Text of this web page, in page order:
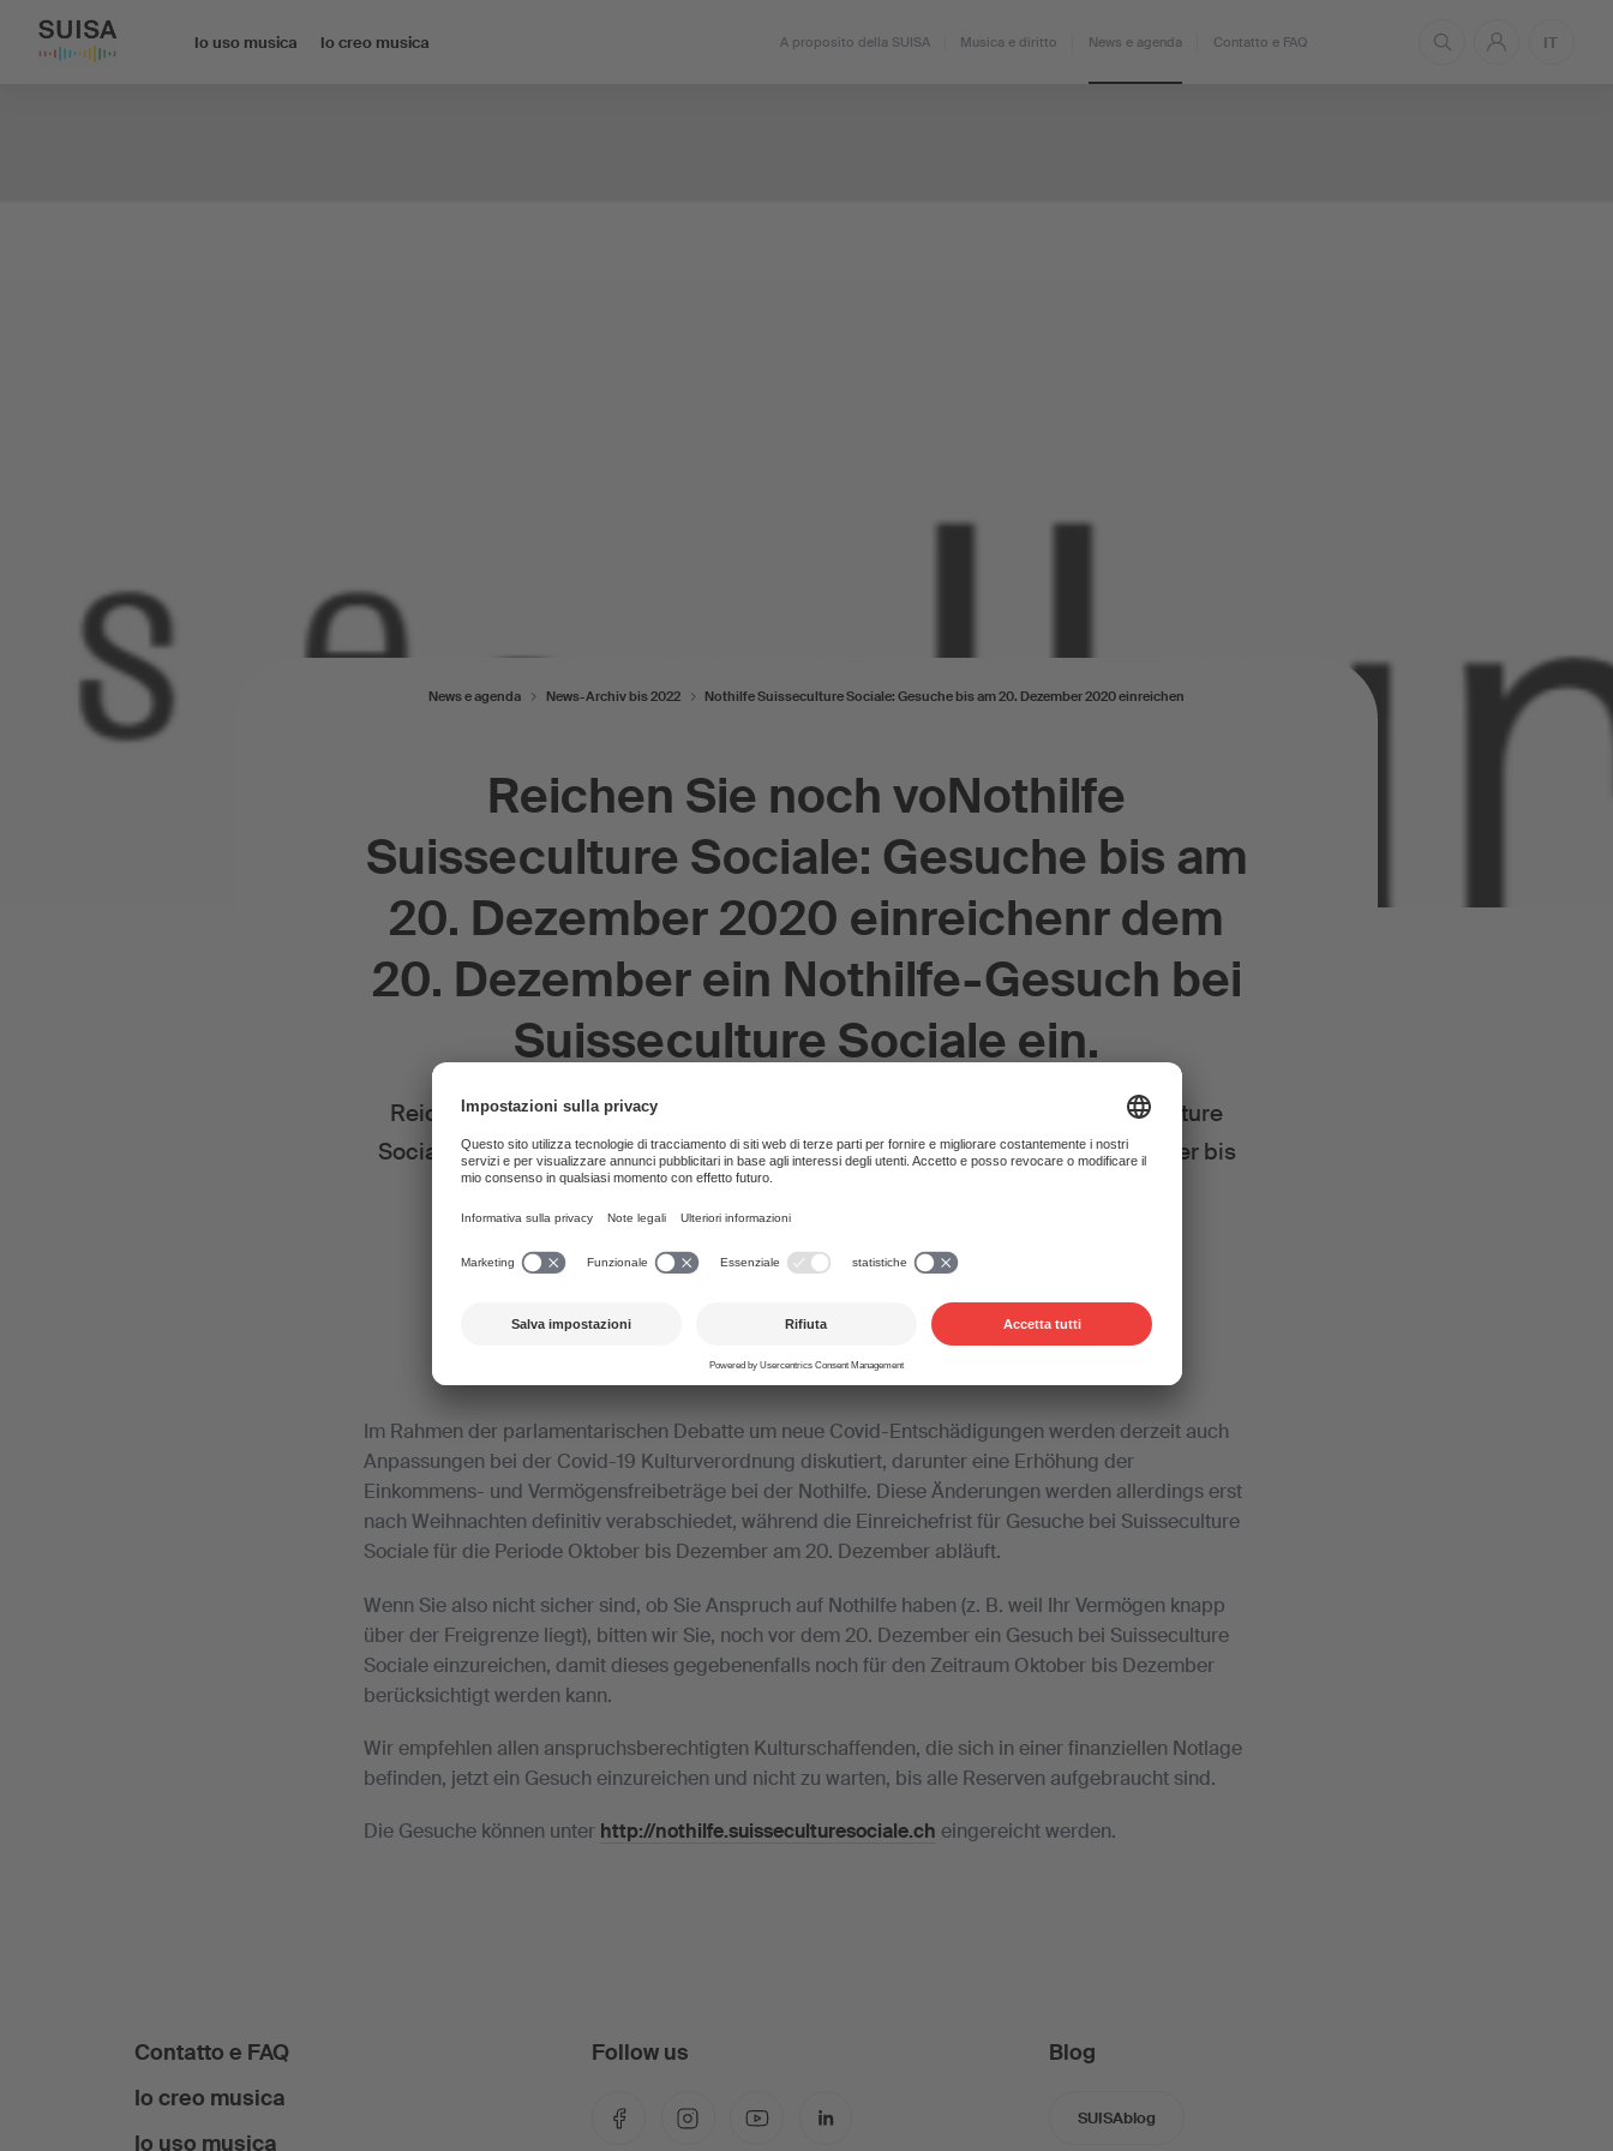
Io uso musica Io creo musica A proposito della SUISA Musica e diritto News e agenda Contatto e FAQ IT
Reichen Sie noch voNothilfe
Suisseculture Sociale: Gesuche bis am
20. Dezember 2020 einreichenr dem
20. Dezember ein Nothilfe-Gesuch bei
Suisseculture Sociale ein.
Reichen Sie noch vor dem 20. Dezember ein Nothilfe-Gesuch bei Suisseculture
Sociale ein. Damit kann dieses gegebenenfalls noch für den Zeitraum Oktober bis
Dezember berücksichtigt werden.
News e agenda News-Archiv bis 2022 Nothilfe Suisseculture Sociale: Gesuche bis am 20. Dezember 2020 einreichen
Da Giorgio Tebaldi —18. dicembre 2020
Im Rahmen der parlamentarischen Debatte um neue Covid-Entschädigungen werden derzeit auch
Anpassungen bei der Covid-19 Kulturverordnung diskutiert, darunter eine Erhöhung der
Einkommens- und Vermögensfreibeträge bei der Nothilfe. Diese Änderungen werden allerdings erst
nach Weihnachten definitiv verabschiedet, während die Einreichefrist für Gesuche bei Suisseculture
Sociale für die Periode Oktober bis Dezember am 20. Dezember abläuft.
Wenn Sie also nicht sicher sind, ob Sie Anspruch auf Nothilfe haben (z. B. weil Ihr Vermögen knapp
über der Freigrenze liegt), bitten wir Sie, noch vor dem 20. Dezember ein Gesuch bei Suisseculture
Sociale einzureichen, damit dieses gegebenenfalls noch für den Zeitraum Oktober bis Dezember
berücksichtigt werden kann.
Wir empfehlen allen anspruchsberechtigten Kulturschaffenden, die sich in einer finanziellen Notlage
befinden, jetzt ein Gesuch einzureichen und nicht zu warten, bis alle Reserven aufgebraucht sind.
Die Gesuche können unter http://nothilfe.suisseculturesociale.ch eingereicht werden.
Contatto e FAQ
Io creo musica
Io uso musica
Follow us Blog
SUISAblog